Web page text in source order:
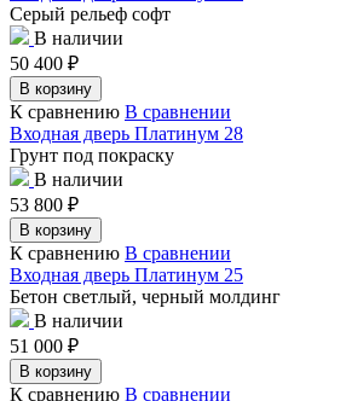
Серый рельеф софт
В наличии
50 400 ₽
В корзину
К сравнению В сравнении
Входная дверь Платинум 28
Грунт под покраску
В наличии
53 800 ₽
В корзину
К сравнению В сравнении
Входная дверь Платинум 25
Бетон светлый, черный молдинг
В наличии
51 000 ₽
В корзину
К сравнению В сравнении